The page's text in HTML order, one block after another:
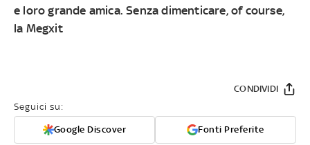
e loro grande amica. Senza dimenticare, of course,
la Megxit
Seguici su:
Google Discover Fonti Preferite
CONDIVIDI